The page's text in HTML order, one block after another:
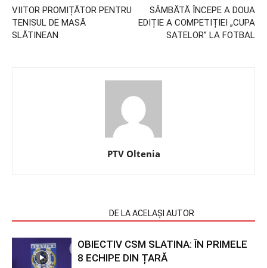
VIITOR PROMIȚĂTOR PENTRU
TENISUL DE MASĂ
SLĂTINEAN
SÂMBĂTĂ ÎNCEPE A DOUA
EDIȚIE A COMPETIȚIEI „CUPA
SATELOR” LA FOTBAL
PTV Oltenia
DE LA ACELAȘI AUTOR
OBIECTIV CSM SLATINA: ÎN PRIMELE
8 ECHIPE DIN ȚARĂ